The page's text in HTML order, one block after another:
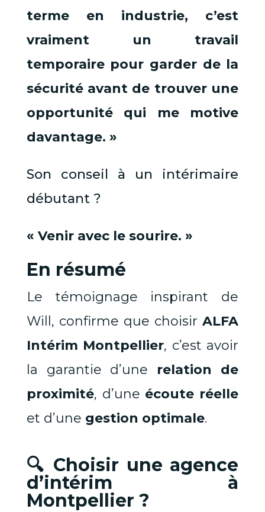
terme en industrie, c’est
vraiment un travail
temporaire pour garder de la
sécurité avant de trouver une
opportunité qui me motive
davantage. »
Son conseil à un intérimaire
débutant ?
« Venir avec le sourire. »
En résumé
Le témoignage inspirant de
Will, confirme que choisirALFA
Intérim Montpellier, c’est avoir
la garantie d’une relation de
proximité, d’une écoute réelle
et d’une gestion optimale.
🔍 Choisir une agence
d’intérim à
Montpellier ?